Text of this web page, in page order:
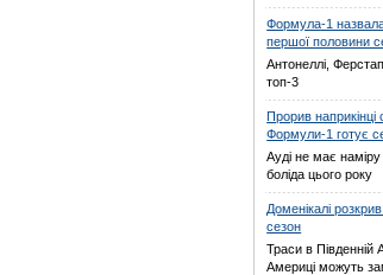
Формула-1
першої половини
Антонеллі,
топ-3
Прорив
Формули-1 готує
Ауді не має
боліда цього року
Доменікалі
сезон
Траси в Південній
Америці можуть